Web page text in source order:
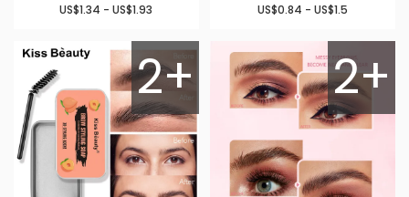
US$1.34 - US$1.93 US$0.84 - US$1.5
2+ 2+